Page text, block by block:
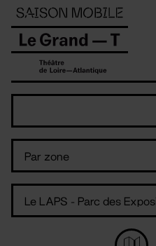
Panneau de gestion des cookies